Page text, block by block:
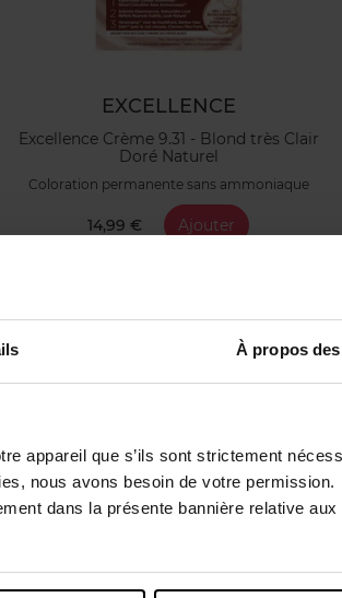
À propos
appareil que s’ils sont strictement
nous avons besoin de votre permission.
dans la présente bannière relative aux
EXCELLENCE
Excellence Crème 9.31 - Blond très Clair
Doré Naturel
Coloration permanente sans ammoniaque
14,99 € Ajouter